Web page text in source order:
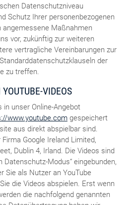
Datenschutzniveau
Schutz Ihrer personenbezogenen
Maßnahmen
vor, zukünftig zur weiteren
vertragliche Vereinbarungen zur
der
zu treffen.
VIDEOS
in unser Online-Angebot
www.youtube.comgespeichert
aus direkt abspielbar sind.
Google Ireland Limited,
Dublin 4, Irland. Die Videos sind
Datenschutz-Modus“ eingebunden,
Sie als Nutzer an YouTube
die Videos abspielen. Erst wenn
die nachfolgend genannten